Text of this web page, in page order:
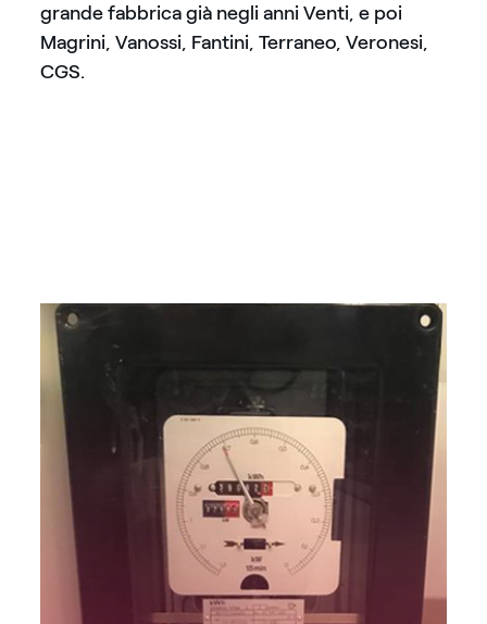
grande fabbrica già negli anni Venti, e poi
Magrini, Vanossi, Fantini, Terraneo, Veronesi,
CGS.